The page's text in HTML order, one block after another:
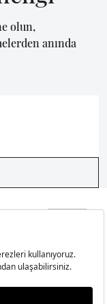
olun,
anında